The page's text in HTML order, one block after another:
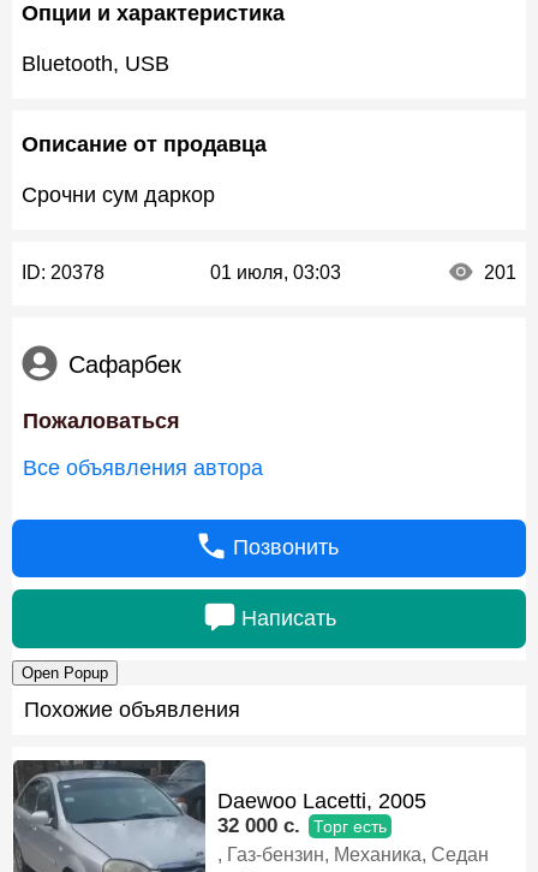
Опции и характеристика
Bluetooth, USB
Описание от продавца
Срочни сум даркор
ID: 20378 01 июля, 03:03 201
Сафарбек
Пожаловаться
Все объявления автора
Позвонить
Написать
Open Popup
Похожие объявления
Daewoo Lacetti, 2005
32 000 c. Торг есть
, Газ-бензин, Механика, Седан